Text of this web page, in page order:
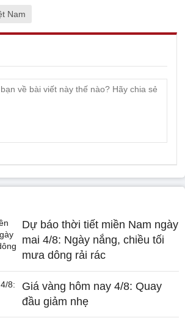
Nam
Dự báo thời tiết miền Nam ngày
mai 4/8: Ngày nắng, chiều tối
mưa dông rải rác
Giá vàng hôm nay 4/8: Quay
đầu giảm nhẹ